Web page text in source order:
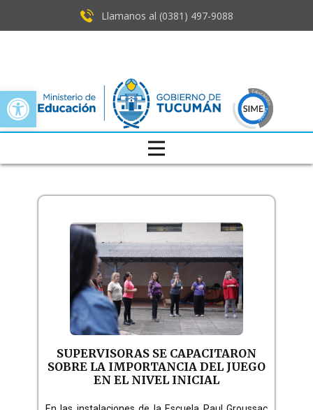
Open toolbar
Llamanos al (0381) ​497-9088
SUPERVISORAS SE CAPACITARON
SOBRE LA IMPORTANCIA DEL JUEGO
EN EL NIVEL INICIAL